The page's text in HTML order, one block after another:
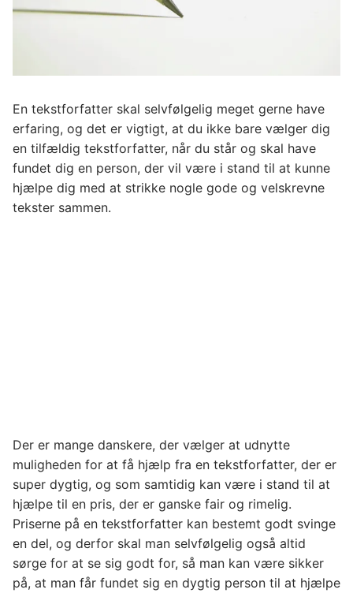
En tekstforfatter skal selvfølgelig meget gerne have
erfaring, og det er vigtigt, at du ikke bare vælger dig
en tilfældig tekstforfatter, når du står og skal have
fundet dig en person, der vil være i stand til at kunne
hjælpe dig med at strikke nogle gode og velskrevne
tekster sammen.
Der er mange danskere, der vælger at udnytte
muligheden for at få hjælp fra en tekstforfatter, der er
super dygtig, og som samtidig kan være i stand til at
hjælpe til en pris, der er ganske fair og rimelig.
Priserne på en tekstforfatter kan bestemt godt svinge
en del, og derfor skal man selvfølgelig også altid
sørge for at se sig godt for, så man kan være sikker
på, at man får fundet sig en dygtig person til at hjælpe